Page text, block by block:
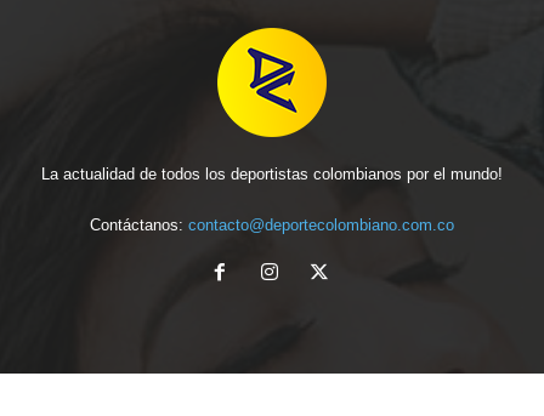
La actualidad de todos los deportistas colombianos por el mundo!
Contáctanos: contacto@deportecolombiano.com.co